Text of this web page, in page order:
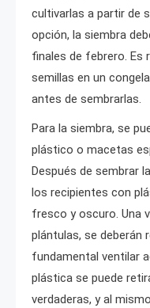
cultivarlas a partir de
opción, la siembra
finales de febrero. Es
semillas en un
antes de sembrarlas.
Para la siembra, se
plástico o macetas
Después de sembrar
los recipientes con
fresco y oscuro. Una
plántulas, se deberán
fundamental ventilar
plástica se puede
verdaderas, y al